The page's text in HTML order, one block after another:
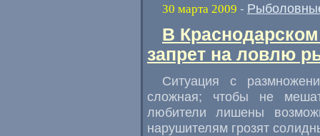
30 марта 2009 -
В
запрет на ловлю
Ситуация с
сложная; чтобы не
любители лишены
нарушителям грозят